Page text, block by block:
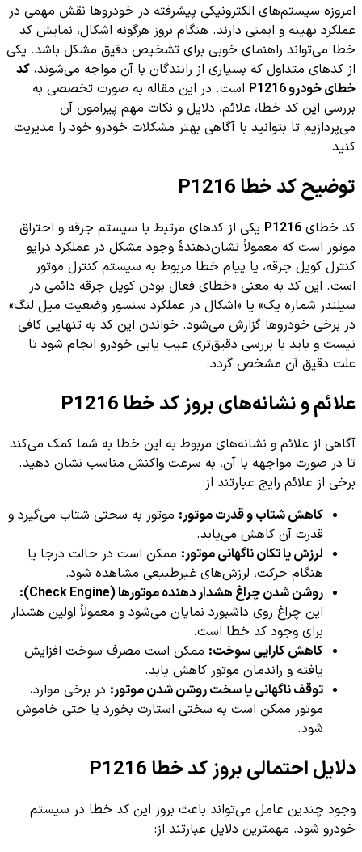
امروزه سیستم‌های الکترونیکی پیشرفته در خودروها نقش مهمی در
عملکرد بهینه و ایمنی دارند. هنگام بروز هرگونه اشکال، نمایش کد
خطا می‌تواند راهنمای خوبی برای تشخیص دقیق مشکل باشد. یکی
از کدهای متداول که بسیاری از رانندگان با آن مواجه می‌شوند، کد
خطای خودرو P1216
است. در این مقاله به صورت تخصصی به
بررسی این کد خطا، علائم، دلایل و نکات مهم پیرامون آن
می‌پردازیم تا بتوانید با آگاهی بهتر مشکلات خودرو خود را مدیریت
کنید.
توضیح کد خطا P1216
کد خطای P1216 یکی از کدهای مرتبط با سیستم جرقه و احتراق
موتور است که معمولاً نشان‌دهندهٔ وجود مشکل در عملکرد درایو
کنترل کویل جرقه، یا پیام خطا مربوط به سیستم کنترل موتور
است. این کد به معنی «خطای فعال بودن کویل جرقه دائمی در
سیلندر شماره یک» یا «اشکال در عملکرد سنسور وضعیت میل لنگ»
در برخی خودروها گزارش می‌شود. خواندن این کد به تنهایی کافی
نیست و باید با بررسی دقیق‌تری عیب یابی خودرو انجام شود تا
علت دقیق آن مشخص گردد.
علائم و نشانه‌های بروز کد خطا P1216
آگاهی از علائم و نشانه‌های مربوط به این خطا به شما کمک می‌کند
تا در صورت مواجهه با آن، به سرعت واکنش مناسب نشان دهید.
برخی از علائم رایج عبارتند از:
کاهش شتاب و قدرت موتور: موتور به سختی شتاب می‌گیرد و
قدرت آن کاهش می‌یابد.
لرزش یا تکان ناگهانی موتور: ممکن است در حالت درجا یا
هنگام حرکت، لرزش‌های غیرطبیعی مشاهده شود.
روشن شدن چراغ هشدار دهنده موتورها (Check Engine):
این چراغ روی داشبورد نمایان می‌شود و معمولاً اولین هشدار
برای وجود کد خطا است.
کاهش کارایی سوخت: ممکن است مصرف سوخت افزایش
یافته و راندمان موتور کاهش یابد.
توقف ناگهانی یا سخت روشن شدن موتور: در برخی موارد،
موتور ممکن است به سختی استارت بخورد یا حتی خاموش
شود.
دلایل احتمالی بروز کد خطا P1216
وجود چندین عامل می‌تواند باعث بروز این کد خطا در سیستم
خودرو شود. مهمترین دلایل عبارتند از: